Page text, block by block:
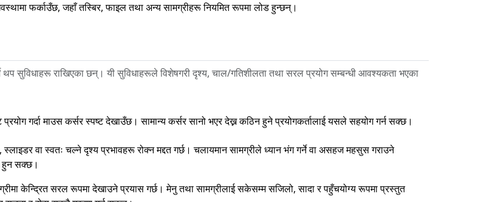
फर्काउँछ, जहाँ तस्बिर, फाइल तथा अन्य सामग्रीहरू नियमित रूपमा लोड हुन्छन्।
सुविधाहरू राखिएका छन्। यी सुविधाहरूले विशेषगरी दृश्य, चाल/गतिशीलता तथा सरल प्रयोग सम्बन्धी आवश्यकता भएका
गर्दा माउस कर्सर स्पष्ट देखाउँछ। सामान्य कर्सर सानो भएर देख्न कठिन हुने प्रयोगकर्तालाई यसले सहयोग गर्न सक्छ।
वा स्वतः चल्ने दृश्य प्रभावहरू रोक्न मद्दत गर्छ। चलायमान सामग्रीले ध्यान भंग गर्ने वा असहज महसुस गराउने
हुन सक्छ।
केन्द्रित सरल रूपमा देखाउने प्रयास गर्छ। मेनु तथा सामग्रीलाई सकेसम्म सजिलो, सादा र पहुँचयोग्य रूपमा प्रस्तुत